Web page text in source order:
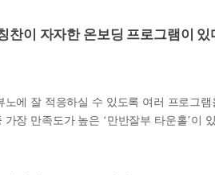
찬이 자자한 온보딩 프로그램이 있
노에 잘 적응하실 수 있도록 여러 프로그램
장 만족도가 높은 ‘만반잘부 타운홀’이